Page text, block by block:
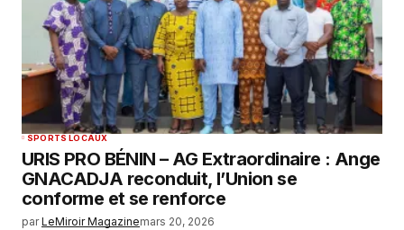
SPORTS LOCAUX
URIS PRO BÉNIN – AG Extraordinaire : Ange
GNACADJA reconduit, l’Union se
conforme et se renforce
par LeMiroir Magazinemars 20, 2026